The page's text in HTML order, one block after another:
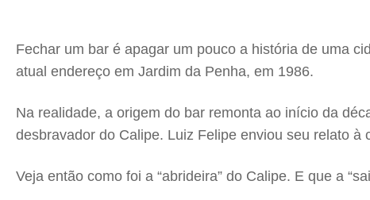
Fechar um bar é apagar um pouco a história de uma
atual endereço em Jardim da Penha, em 1986.
Na realidade, a origem do bar remonta ao início da
desbravador do Calipe. Luiz Felipe enviou seu relato
Veja então como foi a “abrideira” do Calipe. E que a